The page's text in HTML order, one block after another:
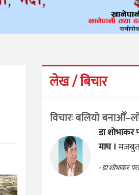
लेख / बिचार
विचारः बलियो
डा शोभाकर
माघ ।
- डा शोभाकर